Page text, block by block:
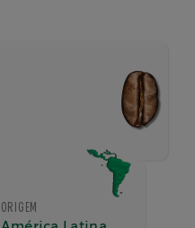
ORIGEM